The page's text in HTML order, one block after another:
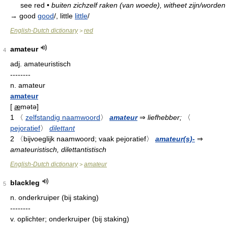
see red • buiten zichzelf raken (van woede), witheet zijn/worden
→ good good/, little little/
English-Dutch dictionary> red
4
amateur
adj. amateuristisch
--------
n. amateur
amateur
[ æmətə]
1
〈 zelfstandig naamwoord〉 amateur⇒ liefhebber;
〈
pejoratief〉
dilettant
2
〈bijvoeglijk naamwoord; vaak pejoratief〉 amateur(s)- ⇒
amateuristisch, dilettantistisch
English-Dutch dictionary> amateur
5
blackleg
n. onderkruiper (bij staking)
--------
v. oplichter; onderkruiper (bij staking)